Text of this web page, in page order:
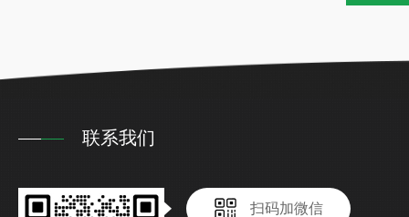
联系我们
扫码加微信